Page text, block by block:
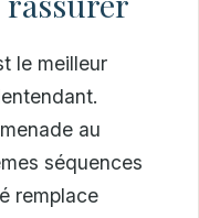
le meilleur
au
séquences
remplace